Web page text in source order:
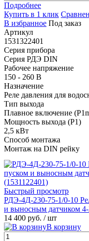
Подробнее
Купить в 1 клик
В избранное Под заказ
Артикул
1531322401
Серия прибора
Серия РДЭ DIN
Рабочее напряжение
150 - 260 В
Назначение
Реле давления для
Тип выхода
Плавное включение
Мощность выхода (P1)
2,5 кВт
Способ монтажа
Монтаж на DIN рейку
Быстрый просмотр
РДЭ-4Д-230-75-1/0-10
и выносным датчиком
14 400 руб. / шт
В корзину